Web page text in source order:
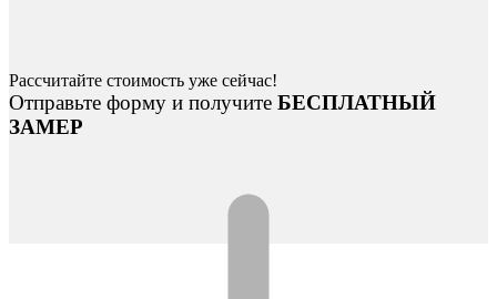
Рассчитайте стоимость уже сейчас!
Отправьте форму и получите БЕСПЛАТНЫЙ
ЗАМЕР